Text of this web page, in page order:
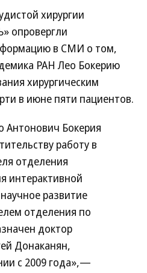
хирургии
опровергли
в СМИ о том,
РАН Лео Бокерию
хирургическим
в июне пяти пациентов.
Антонович Бокерия
работу в
отделения
интерактивной
развитие
отделения по
доктор
Донаканян,
с 2009 года»,—